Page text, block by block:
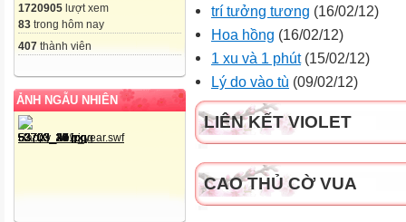
1720905 lượt xem
83 trong hôm nay
407 thành viên
ẢNH NGẪU NHIÊN
trí tưởng tương (16/02/12)
Hoa hồng (16/02/12)
1 xu và 1 phút(15/02/12)
Lý do vào tù (09/02/12)
LIÊN KẾT VIOLET
CAO THỦ CỜ VUA